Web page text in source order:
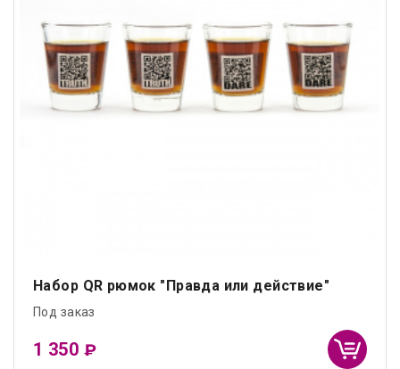
Набор QR рюмок "Правда или действие"
Под заказ
1 350 ₽